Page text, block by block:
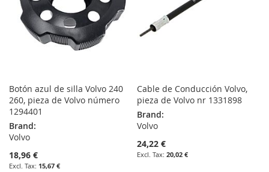
Botón azul de silla Volvo 240
260, pieza de Volvo número
1294401
Brand:
Volvo
18,96 €
15,67 €
Cable de Conducción Volvo,
pieza de Volvo nr 1331898
Brand:
Volvo
24,22 €
20,02 €